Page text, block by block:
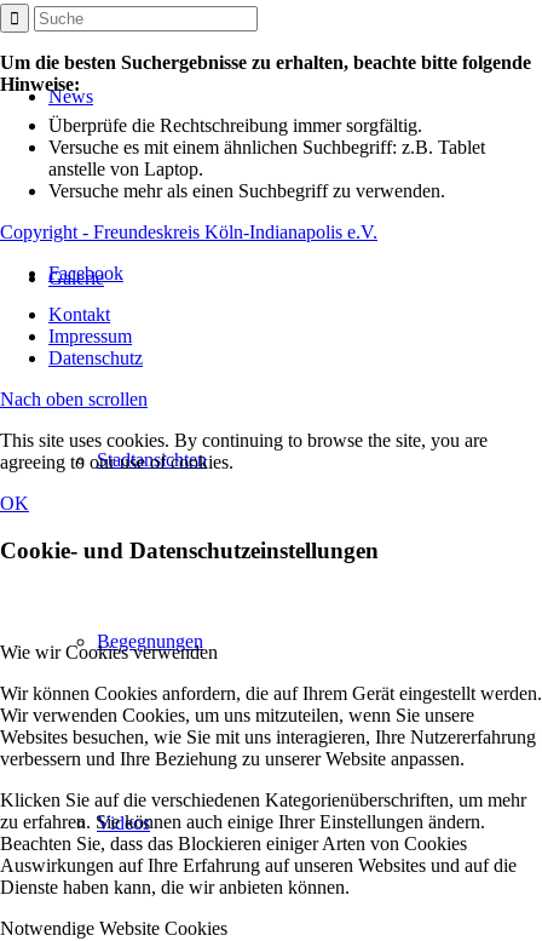
News
Galerie
Stadtansichten
Begegnungen
Videos
Um die besten Suchergebnisse zu erhalten, beachte bitte folgende
Hinweise:
Überprüfe die Rechtschreibung immer sorgfältig.
Versuche es mit einem ähnlichen Suchbegriff: z.B. Tablet
anstelle von Laptop.
Versuche mehr als einen Suchbegriff zu verwenden.
Copyright - Freundeskreis Köln-Indianapolis e.V.
Facebook
Kontakt
Impressum
Datenschutz
Nach oben scrollen
This site uses cookies. By continuing to browse the site, you are
agreeing to our use of cookies.
OK
Cookie- und Datenschutzeinstellungen
Wie wir Cookies verwenden
Wir können Cookies anfordern, die auf Ihrem Gerät eingestellt werden.
Wir verwenden Cookies, um uns mitzuteilen, wenn Sie unsere
Websites besuchen, wie Sie mit uns interagieren, Ihre Nutzererfahrung
verbessern und Ihre Beziehung zu unserer Website anpassen.
Klicken Sie auf die verschiedenen Kategorienüberschriften, um mehr
zu erfahren. Sie können auch einige Ihrer Einstellungen ändern.
Beachten Sie, dass das Blockieren einiger Arten von Cookies
Auswirkungen auf Ihre Erfahrung auf unseren Websites und auf die
Dienste haben kann, die wir anbieten können.
Notwendige Website Cookies